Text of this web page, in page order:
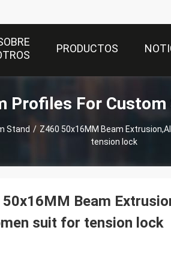
PRODUCTOS
Profiles For
Stand / Z460 50x16MM Beam
tension lock
Beam
suit for tension lock